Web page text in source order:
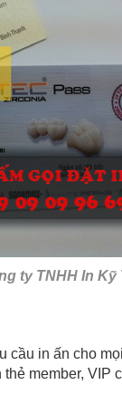
ty TNHH In Kỹ
cầu in ấn cho
thẻ member, VIP